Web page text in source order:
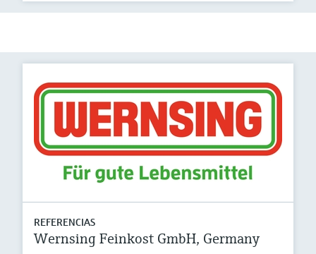
REFERENCIAS
Wernsing Feinkost GmbH, Germany